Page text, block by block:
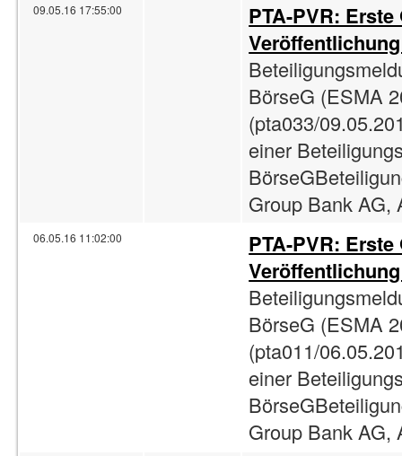
09.05.16 17:55:00
PTA-PVR:
BörseG (ESMA
(pta033/
einer
Group Bank AG,
06.05.16 11:02:00
PTA-PVR:
BörseG (ESMA
(pta011/
einer
Group Bank AG,